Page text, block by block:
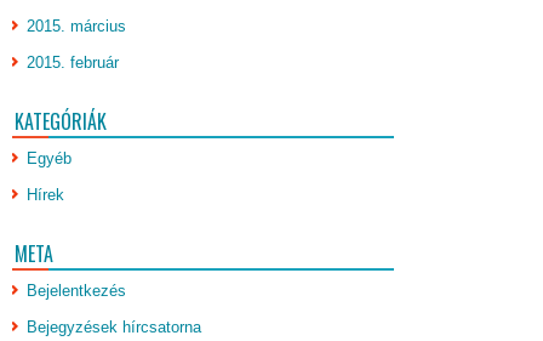
2015. március
2015. február
KATEGÓRIÁK
Egyéb
Hírek
META
Bejelentkezés
Bejegyzések hírcsatorna